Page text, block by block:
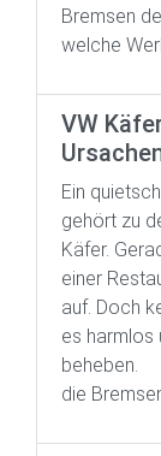
Bremsen
welche
VW
Ein
gehört zu
Käfer.
einer
auf. Doch
es harmlos
beheben.
die